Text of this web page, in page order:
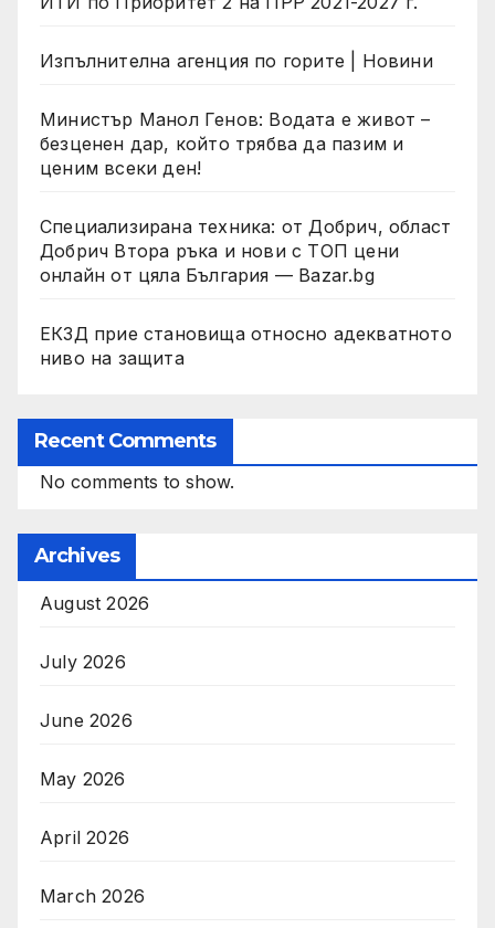
Изпълнителна агенция по горите | Новини
Министър Манол Генов: Водата е живот –
безценен дар, който трябва да пазим и
ценим всеки ден!
Специализирана техника: от Добрич, област
Добрич Втора ръка и нови с ТОП цени
онлайн от цяла България — Bazar.bg
ЕКЗД прие становища относно адекватното
ниво на защита
Recent Comments
No comments to show.
Archives
August 2026
July 2026
June 2026
May 2026
April 2026
March 2026